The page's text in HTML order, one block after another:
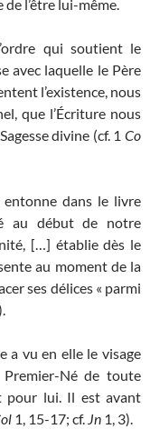
l’être lui-même.
qui soutient le
avec laquelle le Père
l’existence, nous
que l’Écriture nous
divine (cf. 1Co
entonne dans le livre
au début de notre
[…] établie dès le
au moment de la
ses délices « parmi
a vu en elle le visage
Né de toute
lui. Il est avant
1, 15-17; cf. Jn 1, 3).